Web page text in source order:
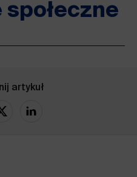
artykuł